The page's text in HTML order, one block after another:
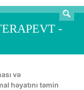
-
həyatını təmin